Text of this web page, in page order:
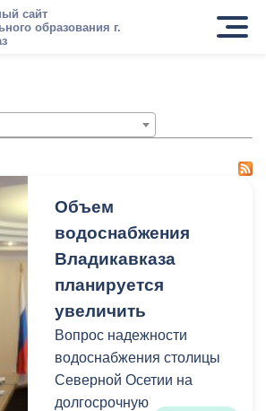
сайт
образования г.
Объем
водоснабжения
Владикавказа
планируется
увеличить
Вопрос надежности
водоснабжения столицы
Северной Осетии на
долгосрочную